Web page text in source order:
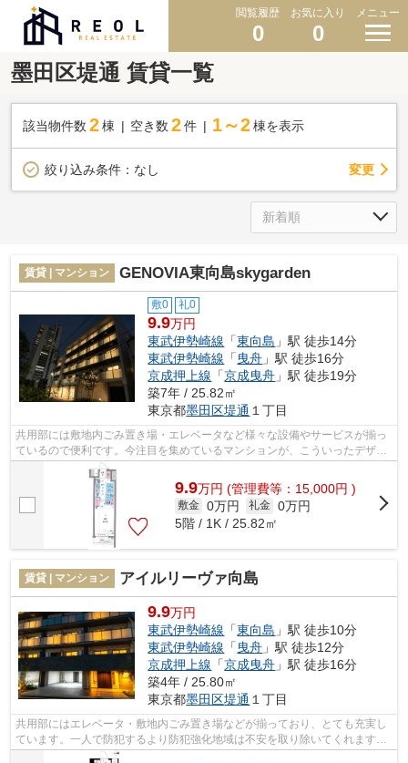
閲覧履歴
0
お気に入り
0
メニュー
墨田区堤通 賃貸一覧
該当物件数 2棟 空き数 2 件 1～2 棟を表示
絞り込み条件： なし 変更
賃貸 | マンション GENOVIA東向島skygarden
敷0 礼0
9.9万円
東武伊勢崎線 「東向島 」駅 徒歩14分
東武伊勢崎線 「 曳舟 」駅 徒歩16分
京成押上線 「京成曳舟 」駅 徒歩19分
築7年 / 25.82㎡
東京都墨田区堤通 １丁目
共用部には敷地内ごみ置き場・エレベータなど様々な設備やサービスが揃っ
ているので便利です。今注目を集めているマンションが、こういったデザイ
ナーズ物件です。一人で防犯するより...
9.9万円 (管理費等：15,000円 )
敷金 0万円 礼金 0万円
5階 / 1K / 25.82㎡
賃貸 | マンション アイルリーヴァ向島
9.9万円
東武伊勢崎線 「東向島 」駅 徒歩10分
東武伊勢崎線 「 曳舟 」駅 徒歩12分
京成押上線 「京成曳舟 」駅 徒歩16分
築4年 / 25.80㎡
東京都墨田区堤通 １丁目
共用部にはエレベータ・敷地内ごみ置き場などが揃っており、とても充実し
ています。一人で防犯するより防犯強化地域は不安を取り除いてくれます。
2駅利用ができて、電車での移動に役立...